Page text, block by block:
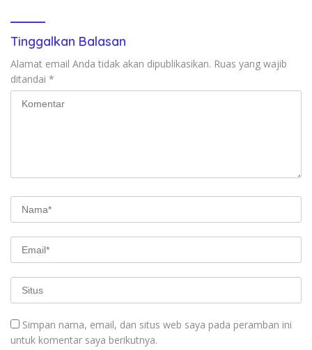
Tinggalkan Balasan
Alamat email Anda tidak akan dipublikasikan. Ruas yang wajib
ditandai *
Simpan nama, email, dan situs web saya pada peramban ini
untuk komentar saya berikutnya.